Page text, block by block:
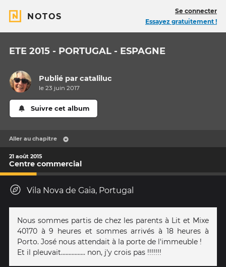
NOTOS
Se connecter
Essayez gratuitement !
ETE 2015 - PORTUGAL - ESPAGNE
Publié parcataliluc
le 23 juin 2017
Suivre cet album
Aller au chapitre
21 août 2015
Centre commercial
Vila Nova de Gaia, Portugal
Nous sommes partis de chez les parents à Lit et Mixe
40170 à 9 heures et sommes arrivés à 18 heures à
Porto. José nous attendait à la porte de l'immeuble !
Et il pleuvait................ non, j'y crois pas !!!!!!!